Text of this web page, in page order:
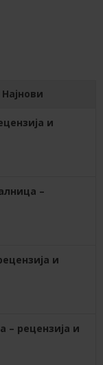
Најнови
и
–
и
– рецензија и